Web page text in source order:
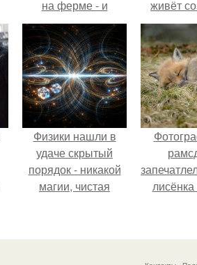
на ферме - и
вернулась домой с
подарком, который
точно не влезет в
дамскую сумочку.
живёт
которое
не
Физики нашли в
удаче скрытый
порядок - никакой
магии, чистая
лисёнка
самое